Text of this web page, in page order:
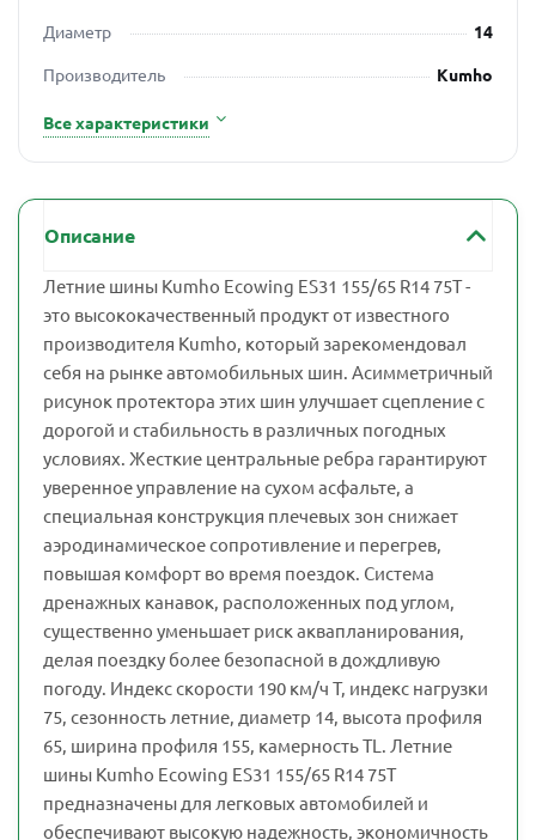
Диаметр
14
Производитель
Kumho
Все характеристики
Описание
Летние шины Kumho Ecowing ES31 155/65 R14 75T -
это высококачественный продукт от известного
производителя Kumho, который зарекомендовал
себя на рынке автомобильных шин. Асимметричный
рисунок протектора этих шин улучшает сцепление с
дорогой и стабильность в различных погодных
условиях. Жесткие центральные ребра гарантируют
уверенное управление на сухом асфальте, а
специальная конструкция плечевых зон снижает
аэродинамическое сопротивление и перегрев,
повышая комфорт во время поездок. Система
дренажных канавок, расположенных под углом,
существенно уменьшает риск аквапланирования,
делая поездку более безопасной в дождливую
погоду. Индекс скорости 190 км/ч T, индекс нагрузки
75, сезонность летние, диаметр 14, высота профиля
65, ширина профиля 155, камерность TL. Летние
шины Kumho Ecowing ES31 155/65 R14 75T
предназначены для легковых автомобилей и
обеспечивают высокую надежность, экономичность